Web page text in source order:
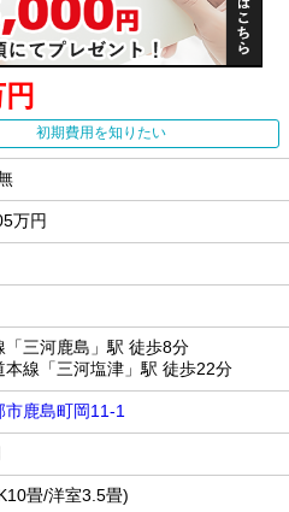
初期費用を知りたい
万円
「三河鹿島」駅 徒歩8分
本線「三河塩津」駅 徒歩22分
市鹿島町岡11-1
畳/洋室3.5畳)